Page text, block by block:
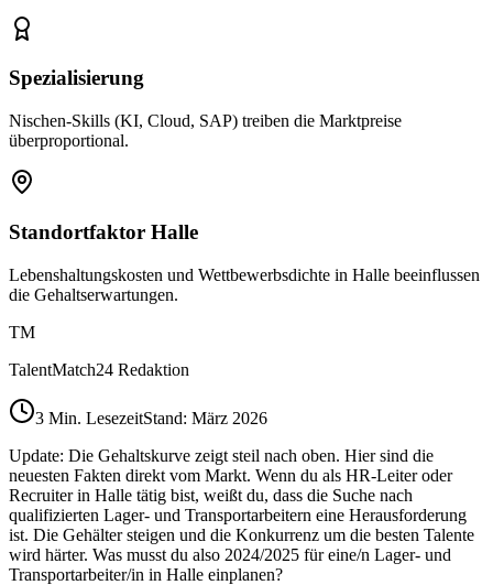
Spezialisierung
Nischen-Skills (KI, Cloud, SAP) treiben die Marktpreise
überproportional.
Standortfaktor Halle
Lebenshaltungskosten und Wettbewerbsdichte in Halle beeinflussen
die Gehaltserwartungen.
TM
TalentMatch24 Redaktion
3 Min. LesezeitStand: März 2026
Update: Die Gehaltskurve zeigt steil nach oben. Hier sind die
neuesten Fakten direkt vom Markt. Wenn du als HR-Leiter oder
Recruiter in Halle tätig bist, weißt du, dass die Suche nach
qualifizierten Lager- und Transportarbeitern eine Herausforderung
ist. Die Gehälter steigen und die Konkurrenz um die besten Talente
wird härter. Was musst du also 2024/2025 für eine/n Lager- und
Transportarbeiter/in in Halle einplanen?